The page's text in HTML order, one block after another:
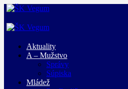
Aktuality
A – Mužstvo
Správy
Súpiska
Mládež